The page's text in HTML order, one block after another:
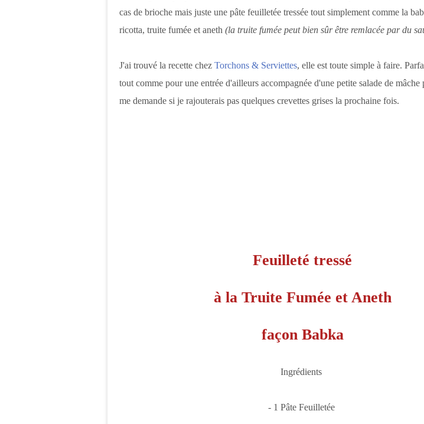
cas de brioche mais juste une pâte feuilletée tressée tout simplement comme la
ricotta, truite fumée et aneth (la truite fumée peut bien sûr être remlacée par du
J'ai trouvé la recette chez Torchons & Serviettes, elle est toute simple à faire.
tout comme pour une entrée d'ailleurs accompagnée d'une petite salade de mâche
me demande si je rajouterais pas quelques crevettes grises la prochaine fois.
Feuilleté tressé
à la Truite Fumée et Aneth
façon Babka
Ingrédients
- 1 Pâte Feuilletée